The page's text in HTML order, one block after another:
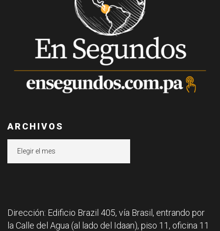
ARCHIVOS
Dirección: Edificio Brazil 405, vía Brasil, entrando por
la Calle del Agua (al lado del Idaan), piso 11, oficina 11